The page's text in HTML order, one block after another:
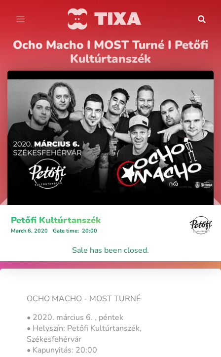
Ocho Macho I MOST Turné I Petőfi
Kultúrtanszék
Petőfi Kultúrtanszék
March 6, 2020 Gate time: 20:00
Sale has been closed.
OCHO MACHO - MOST TURNÉ
• 2020. március 6. , péntek
• Helyszín: Petőfi Kultúrtanszék,
Székesfehérvár
• Kapunyitás: 20:00